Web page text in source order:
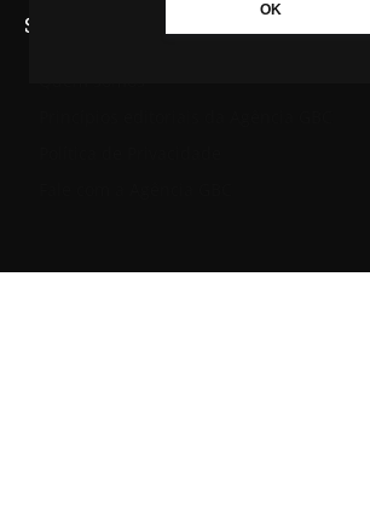
OK
SAIBA MAIS SOBRE A AGÊNCIA GBC